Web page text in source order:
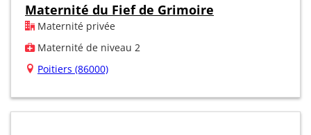
Maternité du Fief de Grimoire
Maternité privée
Maternité de niveau 2
Poitiers (86000)